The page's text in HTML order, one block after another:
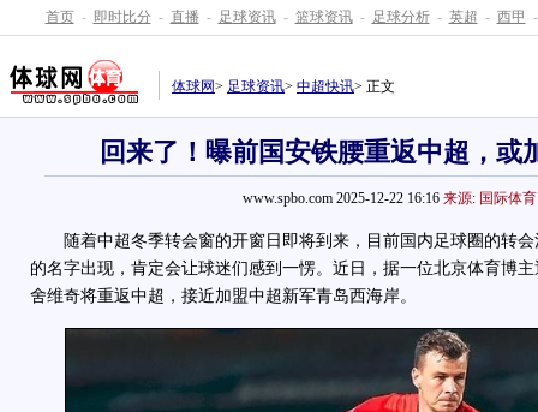
首页 - 即时比分 - 直播 - 足球资讯 - 篮球资讯 - 足球分析 - 英超 - 西甲 -
体球网> 足球资讯> 中超快讯> 正文
回来了！曝前国安铁腰重返中超，或
www.spbo.com 2025-12-22 16:16 来源: 国际体育
随着中超冬季转会窗的开窗日即将到来，目前国内足球圈的转会
的名字出现，肯定会让球迷们感到一愣。近日，据一位北京体育博
舍维奇将重返中超，接近加盟中超新军青岛西海岸。